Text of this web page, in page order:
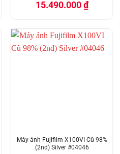
15.490.000₫
Máy ảnh Fujifilm X100VI Cũ 98%
(2nd) Silver #04046